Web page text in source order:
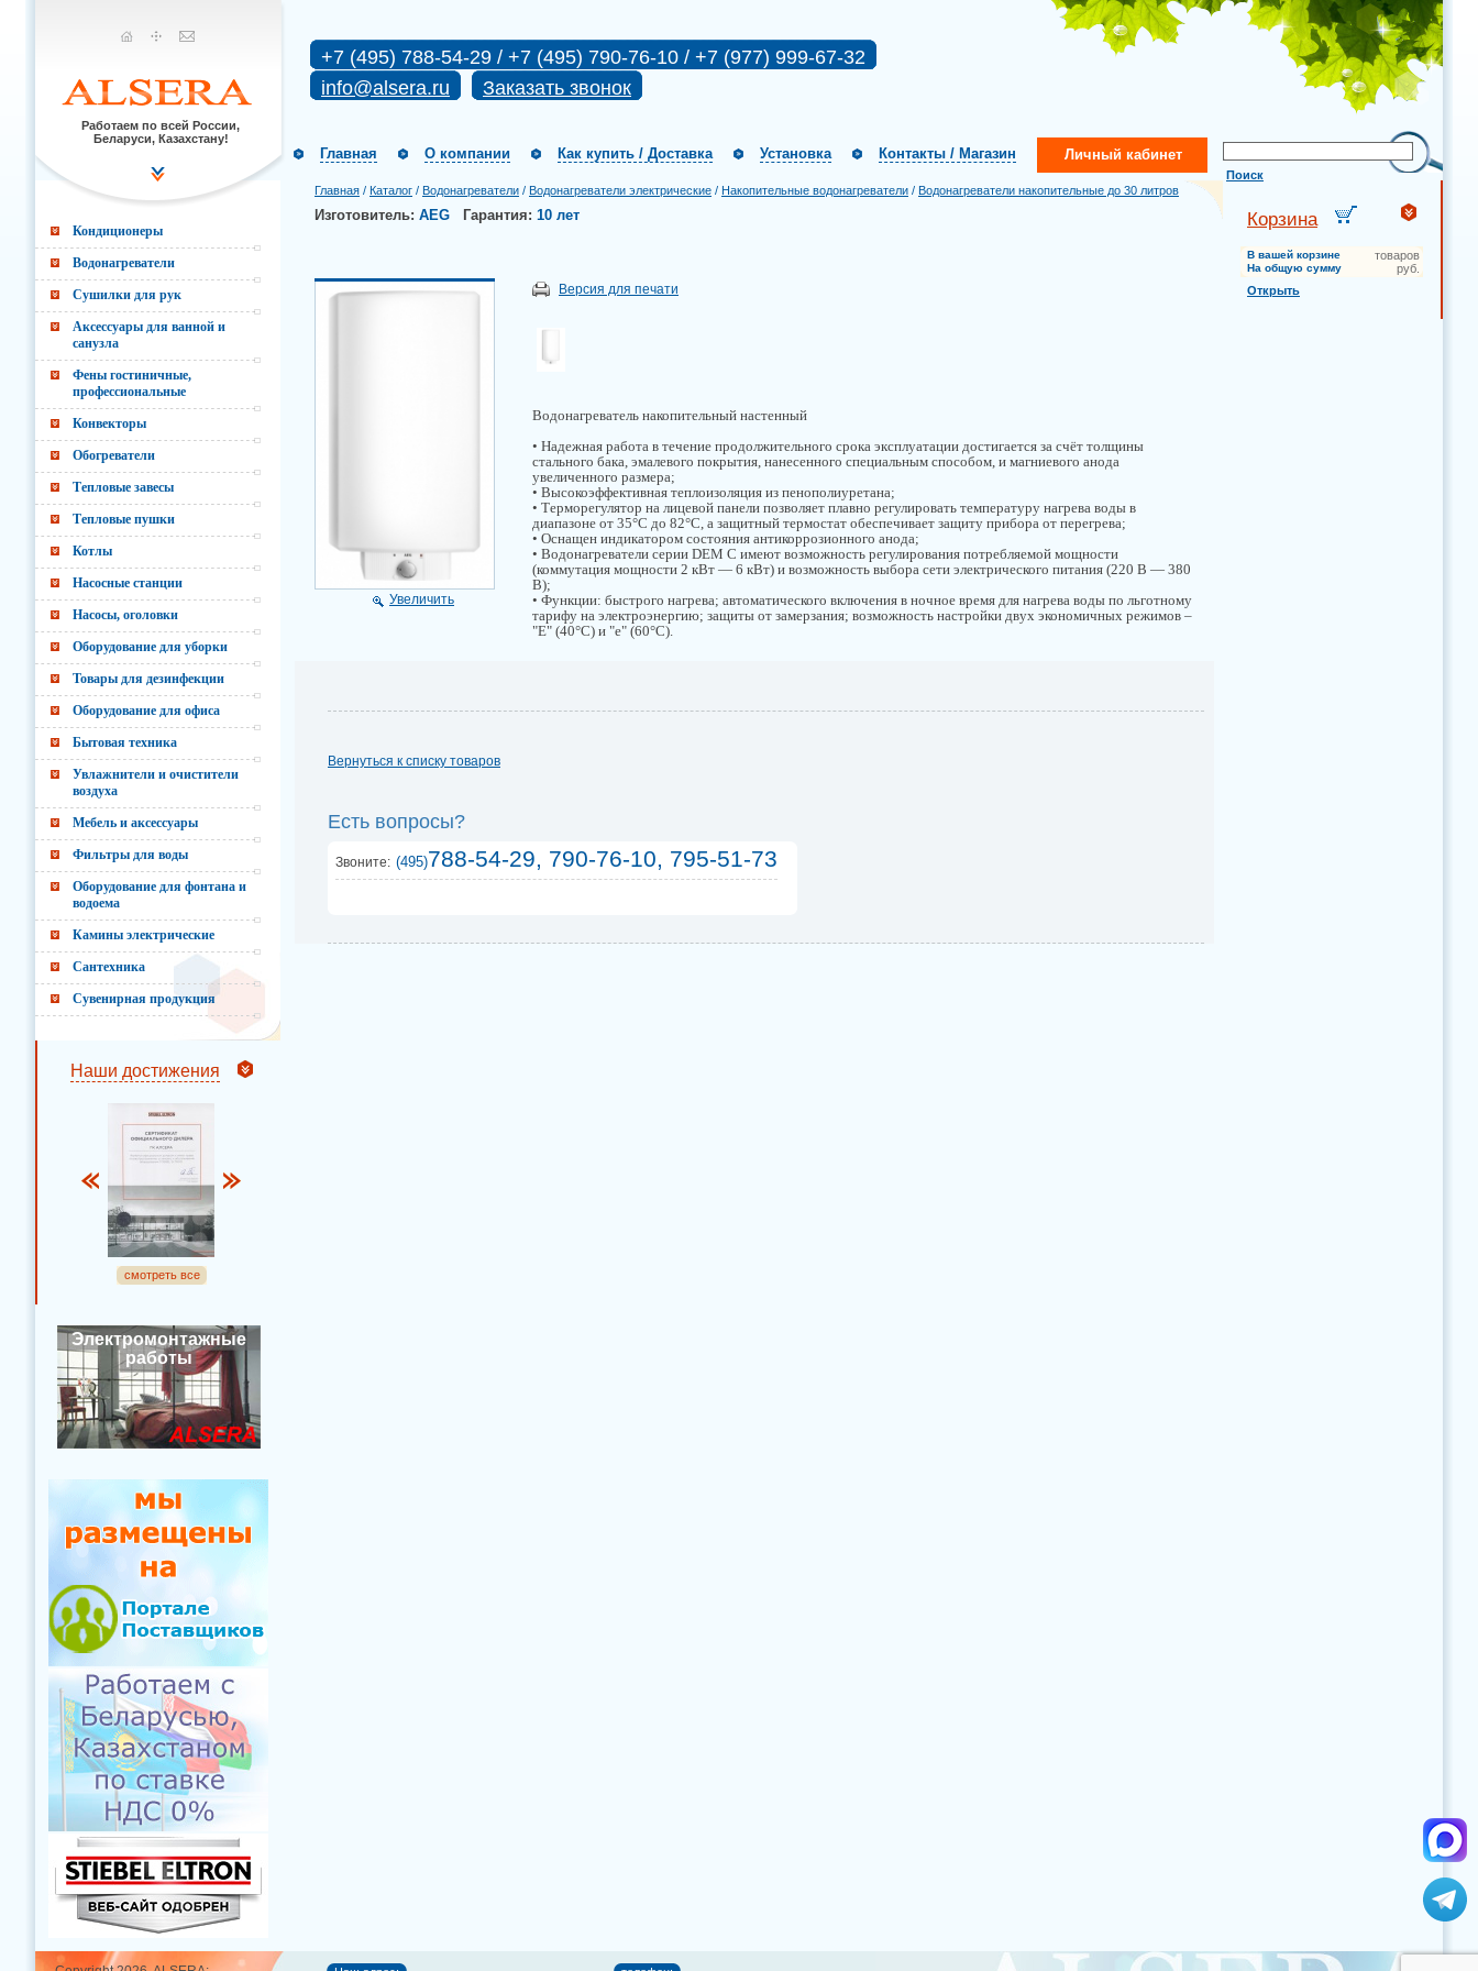
Работаем по всей России,
Беларуси, Казахстану!
+7 (495) 788-54-29 / +7 (495) 790-76-10 / +7 (977) 999-67-32
info@alsera.ru
Заказать звонок
Поиск
Главная О компании Как купить / Доставка Установка Контакты / Магазин Личный кабинет
Главная / Каталог / Водонагреватели / Водонагреватели электрические / Накопительные водонагреватели / Водонагреватели накопительные до 30 литров
Изготовитель: AEG Гарантия: 10 лет
Увеличить
Версия для печати
Водонагреватель накопительный настенный
• Надежная работа в течение продолжительного срока эксплуатации достигается за счёт толщины
стального бака, эмалевого покрытия, нанесенного специальным способом, и магниевого анода
увеличенного размера;
• Высокоэффективная теплоизоляция из пенополиуретана;
• Терморегулятор на лицевой панели позволяет плавно регулировать температуру нагрева воды в
диапазоне от 35°С до 82°С, а защитный термостат обеспечивает защиту прибора от перегрева;
• Оснащен индикатором состояния антикоррозионного анода;
• Водонагреватели серии DEM C имеют возможность регулирования потребляемой мощности
(коммутация мощности 2 кВт — 6 кВт) и возможность выбора сети электрического питания (220 В — 380
В);
• Функции: быстрого нагрева; автоматического включения в ночное время для нагрева воды по льготному
тарифу на электроэнергию; защиты от замерзания; возможность настройки двух экономичных режимов –
"Е" (40°С) и "е" (60°С).
Вернуться к списку товаров
Есть вопросы?
Звоните: (495)788-54-29, 790-76-10, 795-51-73
Кондиционеры
Водонагреватели
Сушилки для рук
Аксессуары для ванной и
санузла
Фены гостиничные,
профессиональные
Конвекторы
Обогреватели
Тепловые завесы
Тепловые пушки
Котлы
Насосные станции
Насосы, оголовки
Оборудование для уборки
Товары для дезинфекции
Оборудование для офиса
Бытовая техника
Увлажнители и очистители
воздуха
Мебель и аксессуары
Фильтры для воды
Оборудование для фонтана и
водоема
Камины электрические
Сантехника
Сувенирная продукция
Наши достижения
смотреть все
Электромонтажные
работы
Корзина
В вашей корзине товаров
На общую сумму
руб.
Открыть